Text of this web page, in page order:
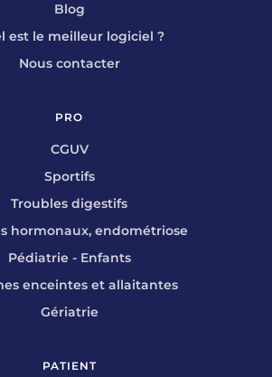
Blog
est le meilleur logiciel ?
Nous contacter
PRO
CGUV
Sportifs
Troubles digestifs
hormonaux, endométriose
Pédiatrie - Enfants
enceintes et allaitantes
Gériatrie
PATIENT